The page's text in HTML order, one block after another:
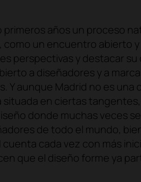
años un proceso
como un encuentro abierto
perspectivas y destacar su
a diseñadores y a
Y aunque Madrid no es una
en ciertas
donde muchas veces
de todo el mundo,
cada vez con más
que el diseño forme ya